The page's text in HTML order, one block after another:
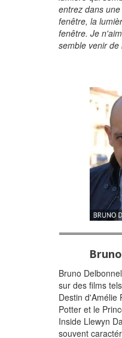
entrez dans
fenêtre, la
fenêtre. Je
semble venir de
Bruno
sur des films
Destin d'Amélie
Potter et le
Inside Llewyn
souvent